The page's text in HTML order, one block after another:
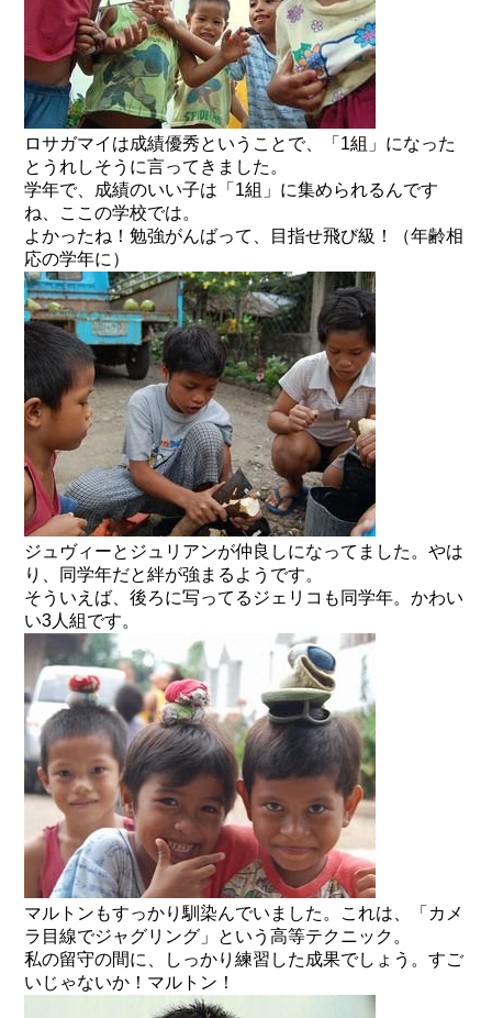
ロサガマイは成績優秀ということで、「1組」になった
とうれしそうに言ってきました。
学年で、成績のいい子は「1組」に集められるんです
ね、ここの学校では。
よかったね！勉強がんばって、目指せ飛び級！（年齢相
応の学年に）
ジュヴィーとジュリアンが仲良しになってました。やは
り、同学年だと絆が強まるようです。
そういえば、後ろに写ってるジェリコも同学年。かわい
い3人組です。
マルトンもすっかり馴染んでいました。これは、「カメ
ラ目線でジャグリング」という高等テクニック。
私の留守の間に、しっかり練習した成果でしょう。すご
いじゃないか！マルトン！